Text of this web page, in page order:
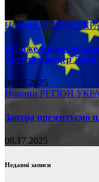
08.17.2025
НовиниРЕГІОН
ЄС вже у вересні
Урсула фон дер Ляєн
08.17.2025
Новини РЕГІОН
Завтра презентуємо
08.17.2025
Недавні записи